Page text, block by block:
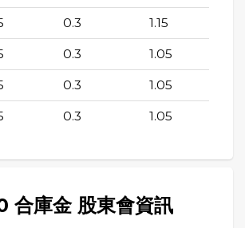
0.3 1.15
0.3 1.05
0.3 1.05
0.3 1.05
合庫金 股東會資訊